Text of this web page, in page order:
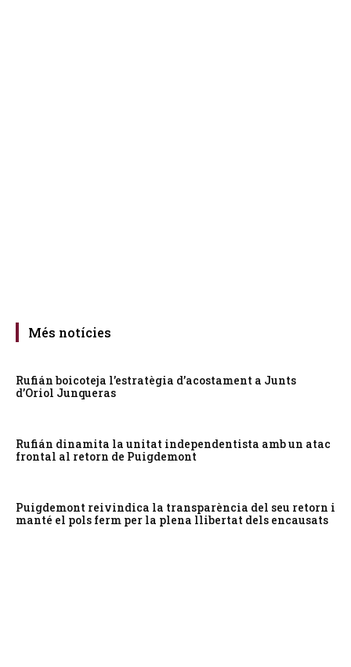
Més notícies
Rufián boicoteja l’estratègia d’acostament a Junts
d’Oriol Junqueras
Rufián dinamita la unitat independentista amb un atac
frontal al retorn de Puigdemont
Puigdemont reivindica la transparència del seu retorn i
manté el pols ferm per la plena llibertat dels encausats